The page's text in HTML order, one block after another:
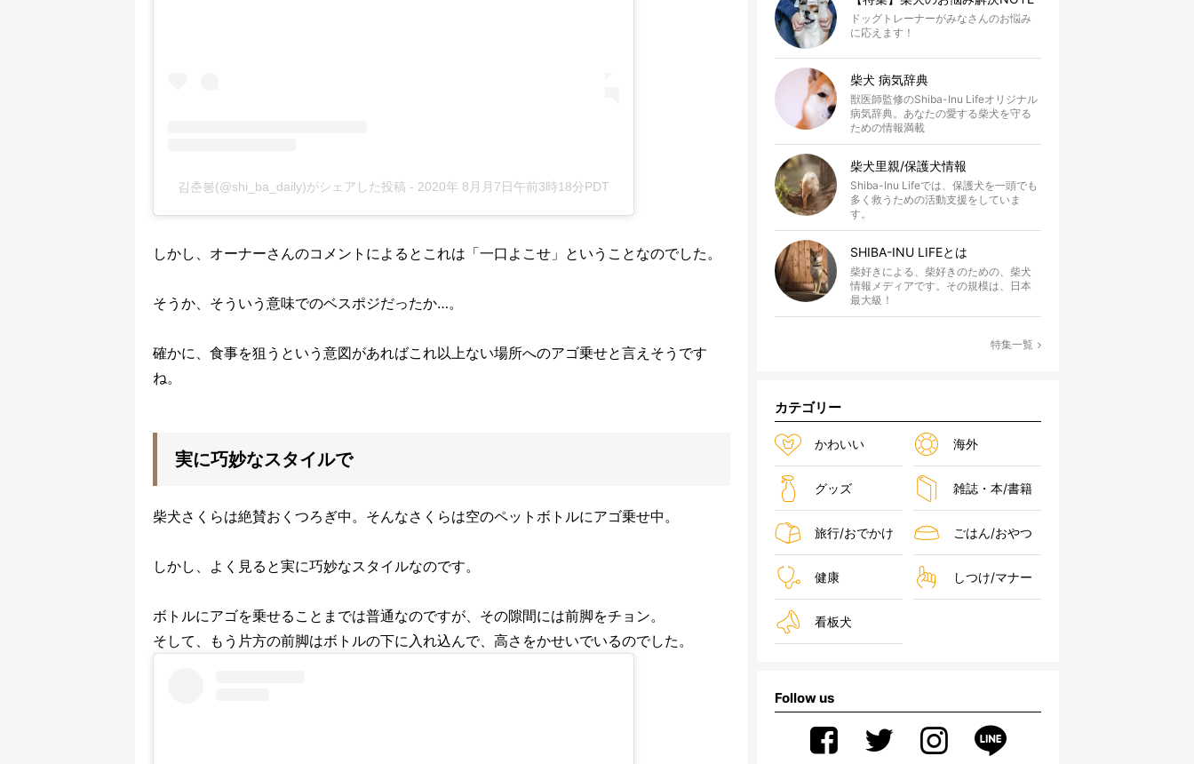
김춘봉(@shi_ba_daily)がシェアした投稿 - 2020年 8月月7日午前3時18分PDT
しかし、オーナーさんのコメントによるとこれは「一口よこせ」ということなのでした。
そうか、そういう意味でのベスポジだったか…。
確かに、食事を狙うという意図があればこれ以上ない場所へのアゴ乗せと言えそうです
ね。
実に巧妙なスタイルで
柴犬さくらは絶賛おくつろぎ中。そんなさくらは空のペットボトルにアゴ乗せ中。
しかし、よく見ると実に巧妙なスタイルなのです。
ボトルにアゴを乗せることまでは普通なのですが、その隙間には前脚をチョン。
そして、もう片方の前脚はボトルの下に入れ込んで、高さをかせいでいるのでした。
ドッグトレーナーがみなさんのお悩み
に応えます！
柴犬 病気辞典
獣医師監修のShiba-Inu Lifeオリジナル
病気辞典。あなたの愛する柴犬を守る
ための情報満載
柴犬里親/保護犬情報
Shiba-Inu Lifeでは、保護犬を一頭でも
多く救うための活動支援をしていま
す。
SHIBA-INU LIFEとは
柴好きによる、柴好きのための、柴犬
情報メディアです。その規模は、日本
最大級！
特集一覧
カテゴリー
かわいい 海外
グッズ 雑誌・本/書籍
旅行/おでかけ ごはん/おやつ
健康 しつけ/マナー
看板犬
Follow us